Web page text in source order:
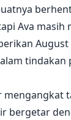
Ava masih
August
tindakan
mengangkat
bergetar